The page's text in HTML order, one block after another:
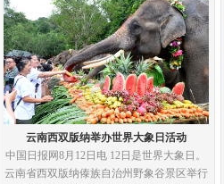
云南西双版纳举办世界大象日活动
中国日报网8月12日电 12日是世界大象日。
云南省西双版纳傣族自治州野象谷景区举行